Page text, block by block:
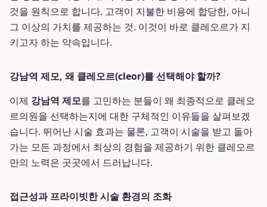
것을 원칙으로 합니다. 고객이 지불한 비용에 합당한, 아니
그 이상의 가치를 제공하는 것. 이것이 바로 클레오르가 지
키고자 하는 약속입니다.
강남역 제모, 왜 클레오르(cleor)를 선택해야 할까?
이제 강남역 제모를 고민하는 분들이 왜 최종적으로 클레오
르의원을 선택하는지에 대한 구체적인 이유들을 살펴보겠
습니다. 뛰어난 시술 효과는 물론, 고객이 시술을 받고 돌아
가는 모든 과정에서 최상의 경험을 제공하기 위한 클레오르
만의 노력은 곳곳에서 드러납니다.
접근성과 프라이빗한 시술 환경의 조화